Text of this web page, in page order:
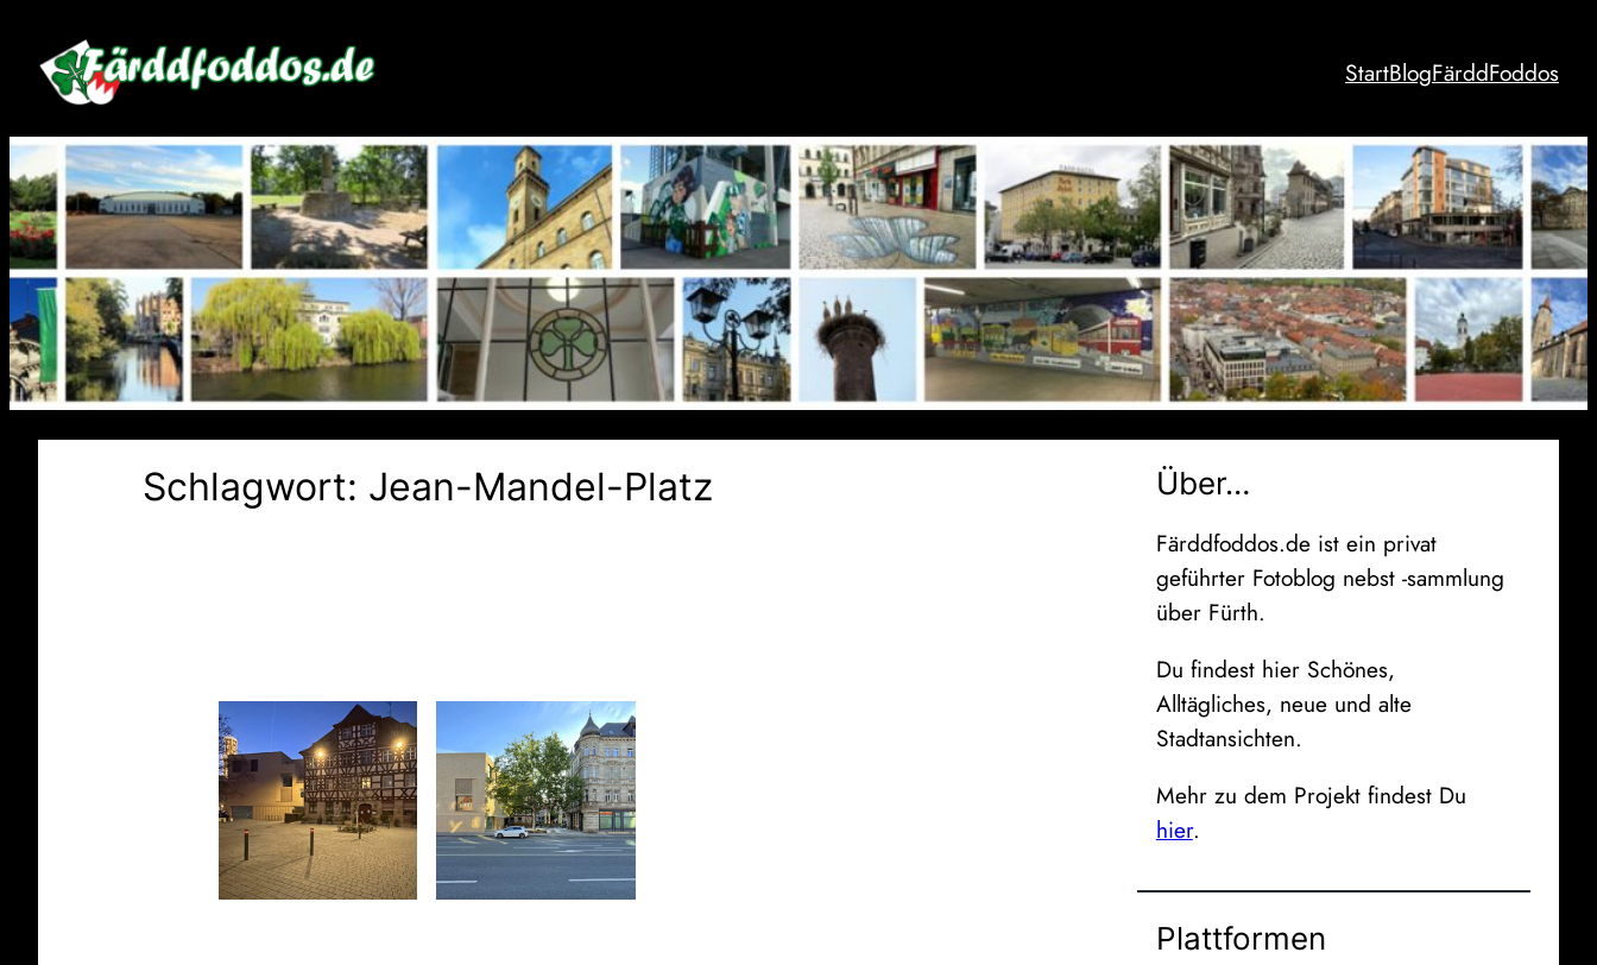
Inhalt
springen
StartBlogFärddFoddos
Schlagwort: Jean-Mandel-Platz Über…
Färddfoddos.de ist ein privat
geführter Fotoblog nebst -sammlung
über Fürth.
Du findest hier Schönes,
Alltägliches, neue und alte
Stadtansichten.
Mehr zu dem Projekt findest Du
hier.
Plattformen